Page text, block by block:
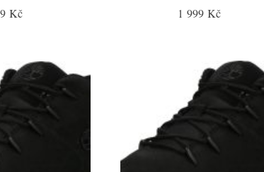
Kč 1 999 Kč